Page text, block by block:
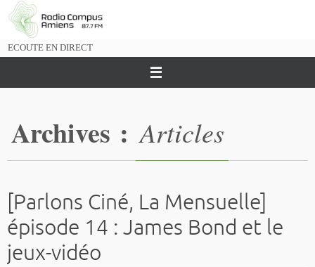
Passer
vers
ECOUTE EN DIRECT
Archives : Articles
[Parlons Ciné, La Mensuelle]
épisode 14 : James Bond et le
jeux-vidéo